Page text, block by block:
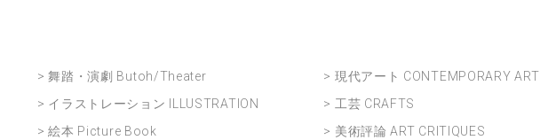
> 舞踏・演劇 Butoh/Theater > 現代アート CONTEMPORARY ART
> イラストレーション ILLUSTRATION
> 工芸 CRAFTS
> 絵本 Picture Book
> 美術評論 ART CRITIQUES